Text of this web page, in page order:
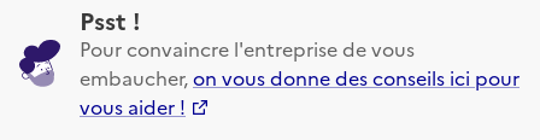
Psst !
Pour convaincre l'entreprise de vous
embaucher,on vous donne des conseils ici pour
vous aider !